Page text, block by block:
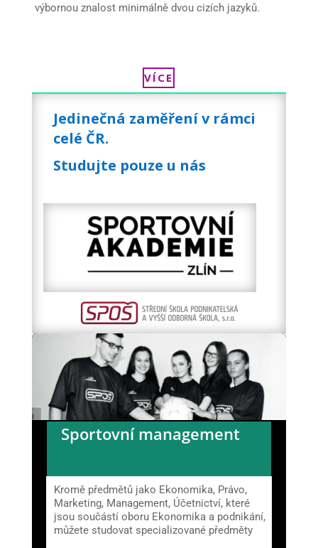
výbornou znalost minimálně dvou cizích jazyků.
VÍCE
Jedinečná zaměření v rámci
celé ČR.
Studujte pouze u nás
Sportovní management
Kromě předmětů jako Ekonomika, Právo,
Marketing, Management, Účetnictví, které
jsou součástí oboru Ekonomika a podnikání,
můžete studovat specializované předměty